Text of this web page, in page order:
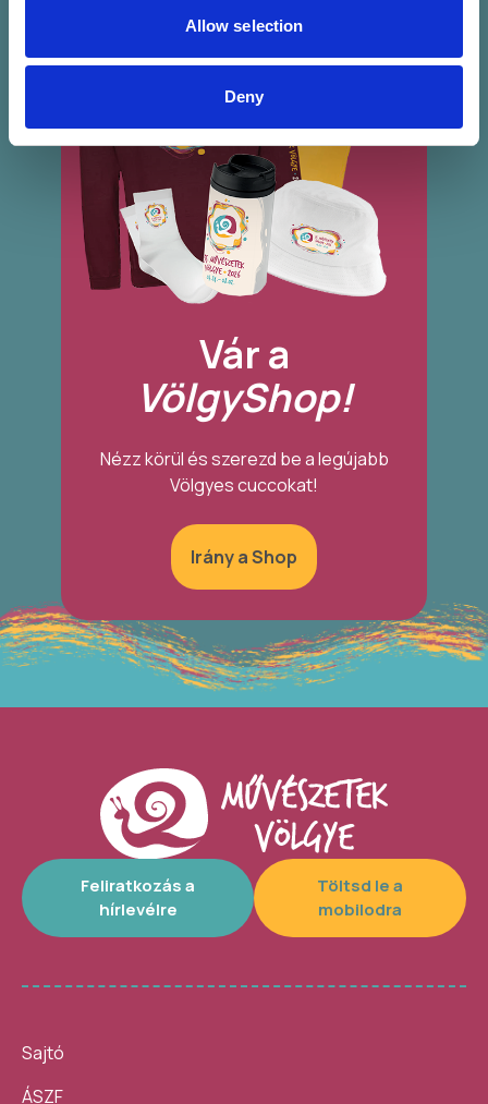
Allow selection
Deny
Vár a
VölgyShop!
Nézz körül és szerezd be a legújabb
Völgyes cuccokat!
Irány a Shop
Feliratkozás a
hírlevélre
Töltsd le a
mobilodra
Sajtó
ÁSZF